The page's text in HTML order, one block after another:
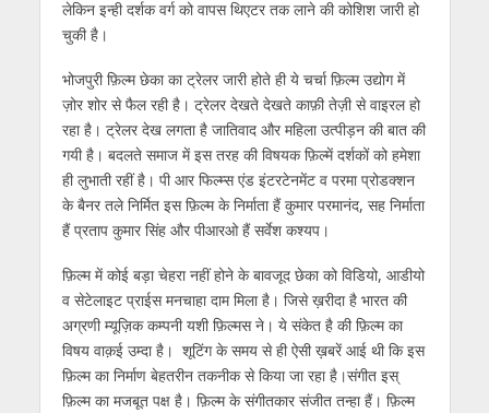
लेकिन इन्ही दर्शक वर्ग को वापस थिएटर तक लाने की कोशिश जारी हो
चुकी है।
भोजपुरी फ़िल्म छेका का ट्रेलर जारी होते ही ये चर्चा फ़िल्म उद्योग में
ज़ोर शोर से फैल रही है। ट्रेलर देखते देखते काफ़ी तेज़ी से वाइरल हो
रहा है। ट्रेलर देख लगता है जातिवाद और महिला उत्पीड़न की बात की
गयी है। बदलते समाज में इस तरह की विषयक फ़िल्में दर्शकों को हमेशा
ही लुभाती रहीं है। पी आर फिल्म्स एंड इंटरटेनमेंट व परमा प्रोडक्‍शन
के बैनर तले निर्मित इस फ़िल्म के निर्माता हैं कुमार परमानंद, सह निर्माता
हैं प्रताप कुमार सिंह और पीआरओ हैं सर्वेश कश्यप।
फ़िल्म में कोई बड़ा चेहरा नहीं होने के बावजूद छेका को विडियो, आडीयो
व सेटेलाइट प्राईस मनचाहा दाम मिला है। जिसे ख़रीदा है भारत की
अग्रणी म्यूज़िक कम्पनी यशी फ़िल्मस ने। ये संकेत है की फ़िल्म का
विषय वाक़ई उम्दा है। शूटिंग के समय से ही ऐसी ख़बरें आई थी कि इस
फ़िल्म का निर्माण बेहतरीन तकनीक से किया जा रहा है।संगीत इस्
फ़िल्म का मजबूत पक्ष है। फ़िल्म के संगीतकार संजीत तन्हा हैं। फ़िल्म